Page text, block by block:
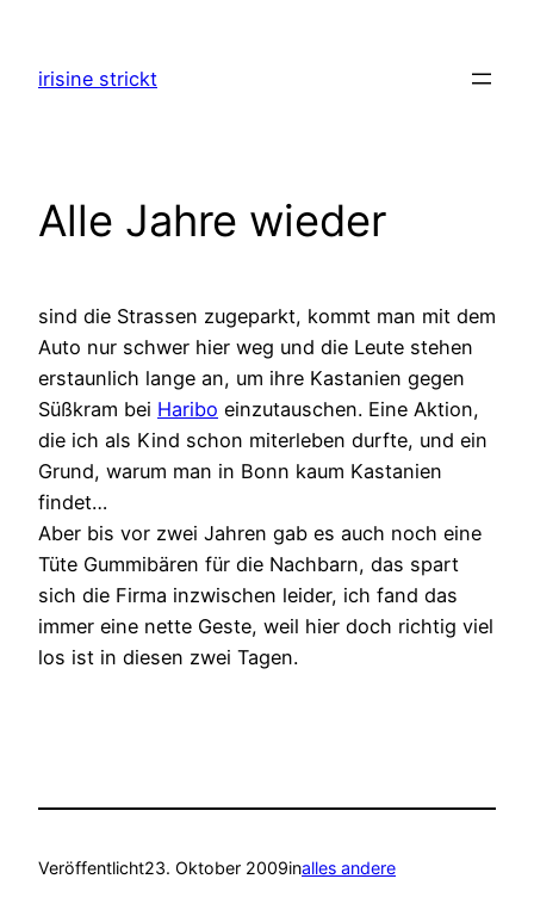
springen
irisine strickt
Alle Jahre wieder
sind die Strassen zugeparkt, kommt man mit dem
Auto nur schwer hier weg und die Leute stehen
erstaunlich lange an, um ihre Kastanien gegen
Süßkram bei Haribo einzutauschen. Eine Aktion,
die ich als Kind schon miterleben durfte, und ein
Grund, warum man in Bonn kaum Kastanien
findet…
Aber bis vor zwei Jahren gab es auch noch eine
Tüte Gummibären für die Nachbarn, das spart
sich die Firma inzwischen leider, ich fand das
immer eine nette Geste, weil hier doch richtig viel
los ist in diesen zwei Tagen.
Veröffentlicht23. Oktober 2009inalles andere